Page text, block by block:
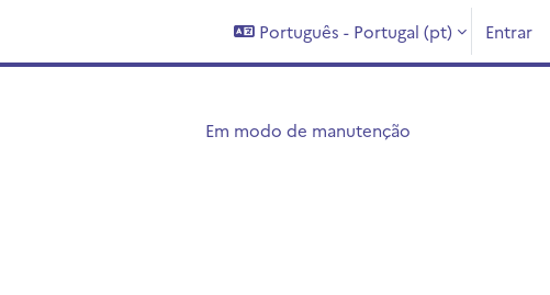
Português - Portugal ‎(pt)‎ Entrar
Em modo de manutenção